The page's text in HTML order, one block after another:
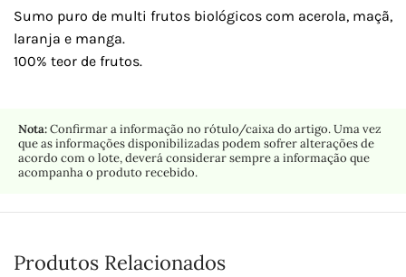
Sumo puro de multi frutos biológicos com acerola, maçã,
laranja e manga.
100% teor de frutos.
Nota:Confirmar a informação no rótulo/caixa do artigo. Uma vez
que as informações disponibilizadas podem sofrer alterações de
acordo com o lote, deverá considerar sempre a informação que
acompanha o produto recebido.
Produtos Relacionados